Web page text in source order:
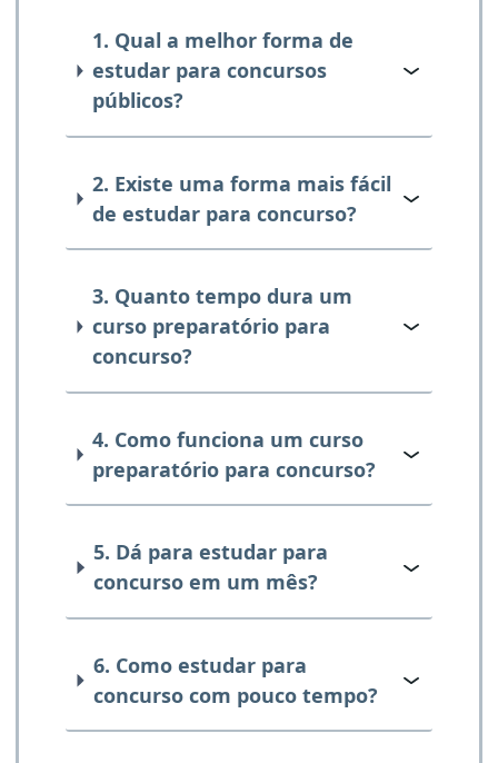
1. Qual a melhor forma de
estudar para concursos
públicos?
2. Existe uma forma mais fácil
de estudar para concurso?
3. Quanto tempo dura um
curso preparatório para
concurso?
4. Como funciona um curso
preparatório para concurso?
5. Dá para estudar para
concurso em um mês?
6. Como estudar para
concurso com pouco tempo?